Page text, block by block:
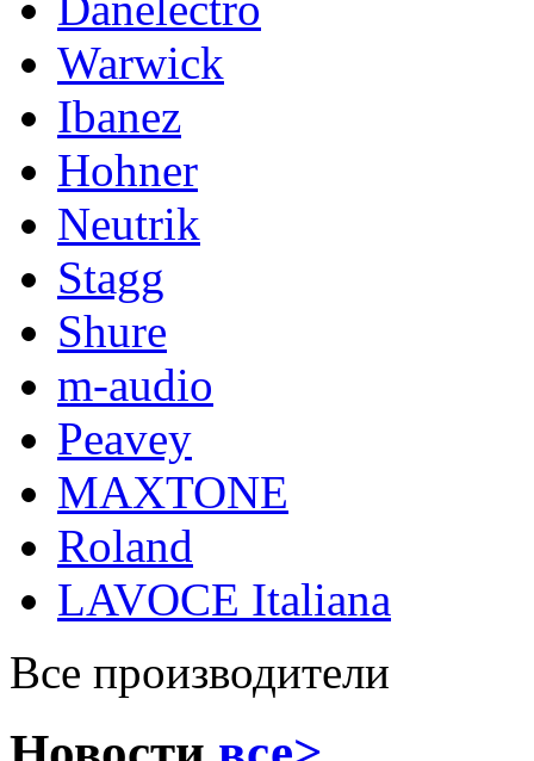
Warwick
Ibanez
Hohner
Neutrik
Stagg
Shure
m-audio
Peavey
MAXTONE
Roland
LAVOCE Italiana
Все производители